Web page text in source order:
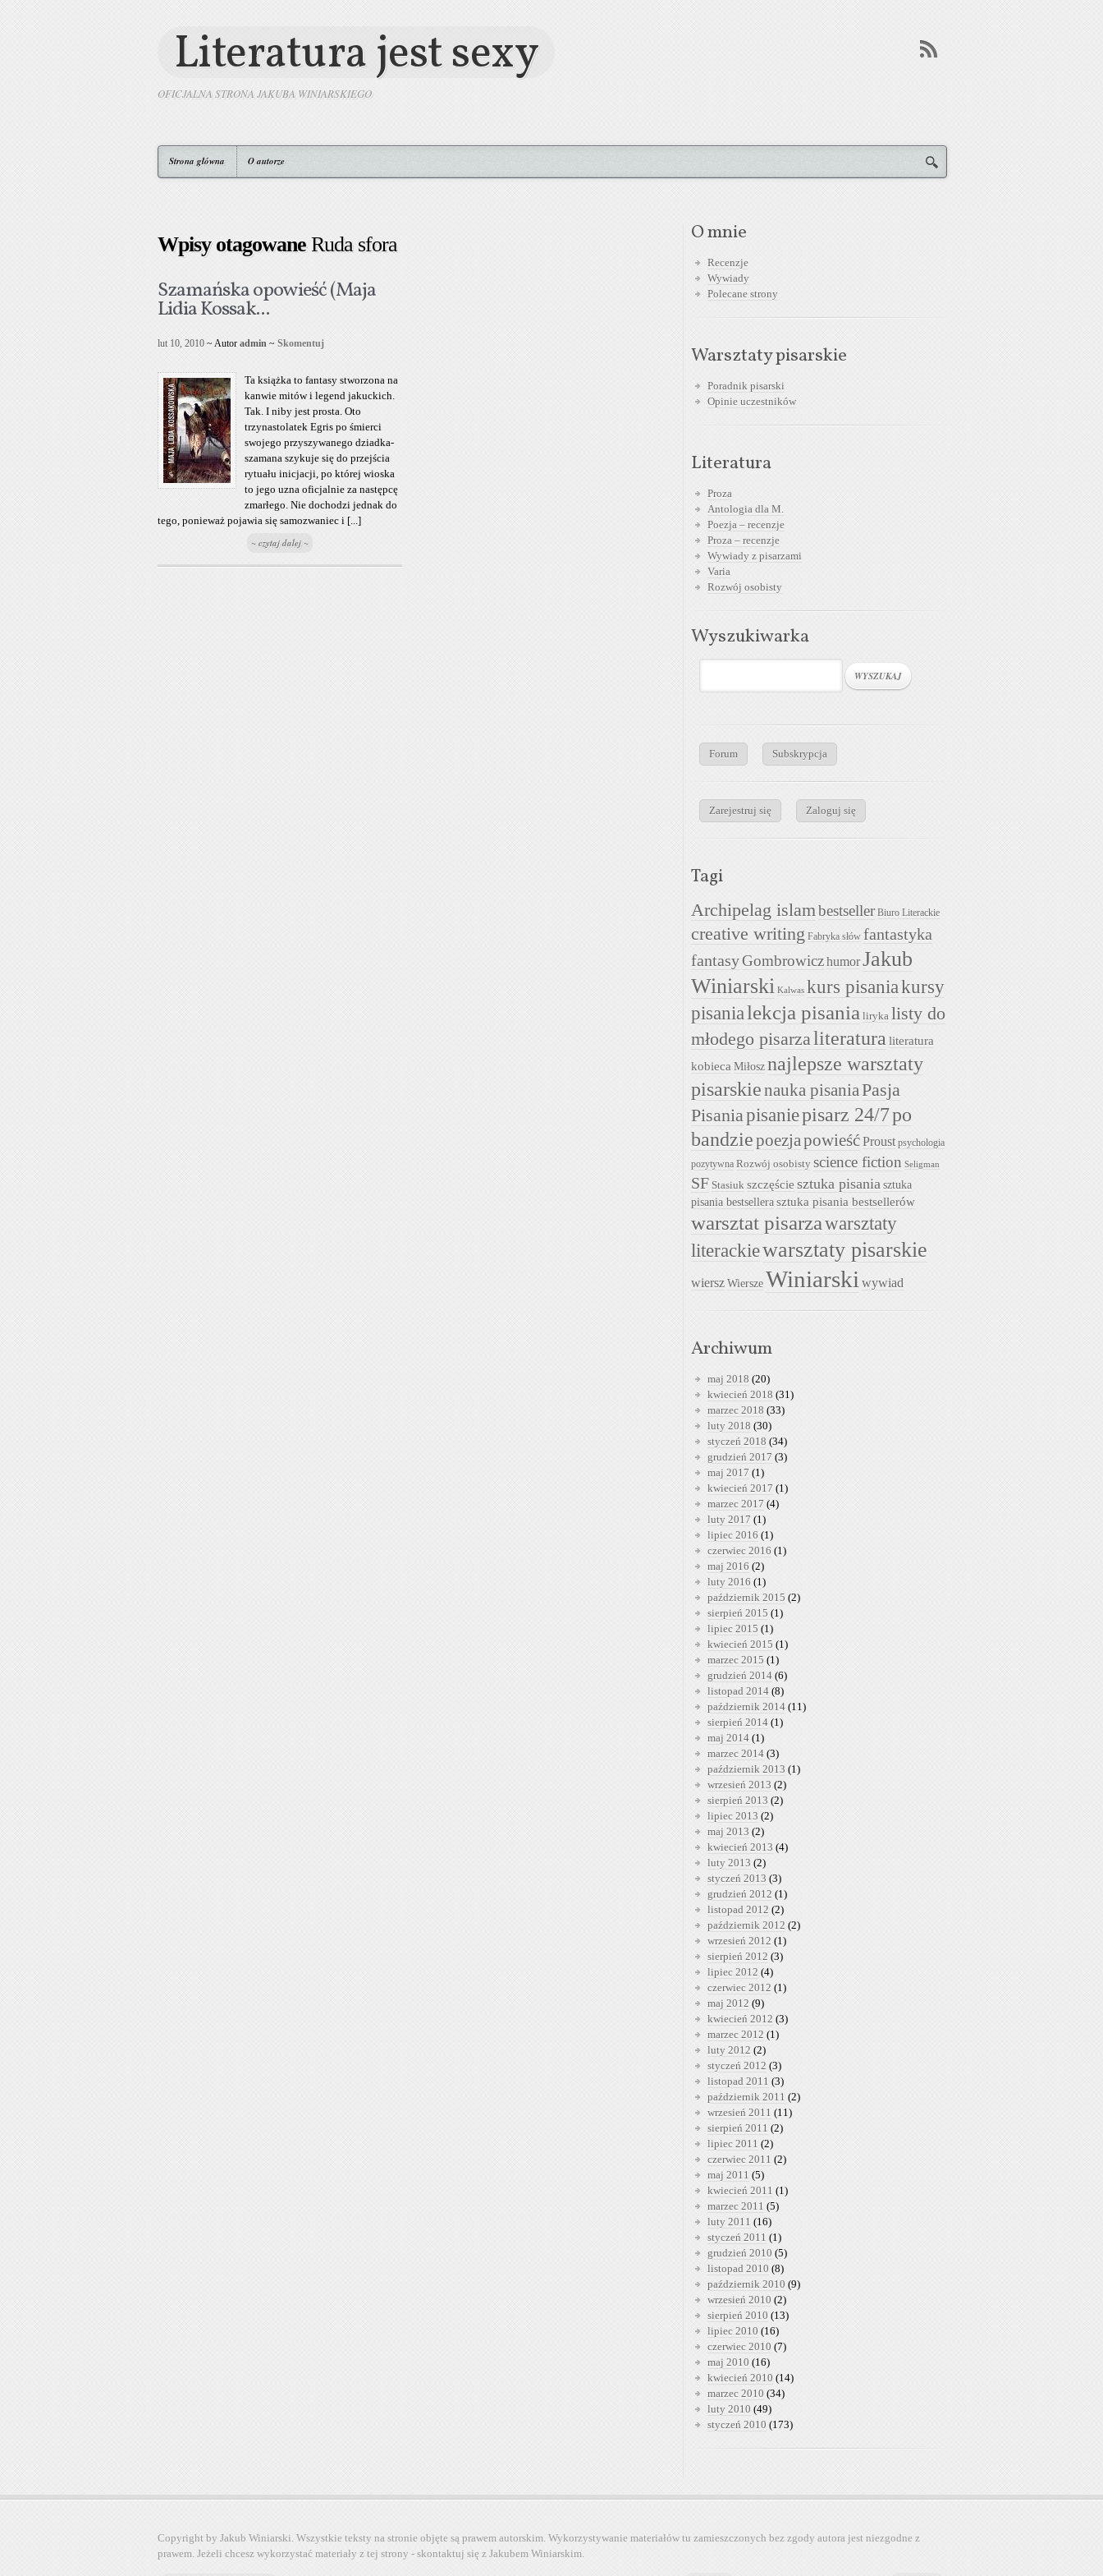
Literatura jest sexy
OFICJALNA STRONA JAKUBA WINIARSKIEGO
Strona główna O autorze
Wpisy otagowaneRuda sfora
Szamańska opowieść (Maja
Lidia Kossak...
lut 10, 2010 ~ Autor admin ~ Skomentuj
Ta książka to fantasy stworzona na
kanwie mitów i legend jakuckich.
Tak. I niby jest prosta. Oto
trzynastolatek Egris po śmierci
swojego przyszywanego dziadka-
szamana szykuje się do przejścia
rytuału inicjacji, po której wioska
to jego uzna oficjalnie za następcę
zmarłego. Nie dochodzi jednak do
tego, ponieważ pojawia się samozwaniec i [...]
~ czytaj dalej ~
O mnie
Recenzje
Wywiady
Polecane strony
Warsztaty pisarskie
Poradnik pisarski
Opinie uczestników
Literatura
Proza
Antologia dla M.
Poezja – recenzje
Proza – recenzje
Wywiady z pisarzami
Varia
Rozwój osobisty
Wyszukiwarka
Forum Subskrypcja
Zarejestruj się Zaloguj się
Tagi
Archipelag islambestseller Biuro Literackie
creative writing Fabryka słów fantastyka
fantasyGombrowiczhumorJakub
Winiarski Kalwas kurs pisaniakursy
pisanialekcja pisania liryka listy do
młodego pisarzaliteratura literatura
kobieca Miłosz najlepsze warsztaty
pisarskienauka pisaniaPasja
Pisaniapisaniepisarz 24/7po
bandziepoezjapowieśćProust psychologia
pozytywna Rozwój osobisty science fiction Seligman
SF Stasiuk szczęście sztuka pisania sztuka
pisania bestsellera sztuka pisania bestsellerów
warsztat pisarzawarsztaty
literackiewarsztaty pisarskie
wierszWierszeWiniarski wywiad
Archiwum
maj 2018 (20)
kwiecień 2018 (31)
marzec 2018 (33)
luty 2018 (30)
styczeń 2018 (34)
grudzień 2017 (3)
maj 2017 (1)
kwiecień 2017 (1)
marzec 2017 (4)
luty 2017 (1)
lipiec 2016 (1)
czerwiec 2016 (1)
maj 2016 (2)
luty 2016 (1)
październik 2015 (2)
sierpień 2015 (1)
lipiec 2015 (1)
kwiecień 2015 (1)
marzec 2015 (1)
grudzień 2014 (6)
listopad 2014 (8)
październik 2014 (11)
sierpień 2014 (1)
maj 2014 (1)
marzec 2014 (3)
październik 2013 (1)
wrzesień 2013 (2)
sierpień 2013 (2)
lipiec 2013 (2)
maj 2013 (2)
kwiecień 2013 (4)
luty 2013 (2)
styczeń 2013 (3)
grudzień 2012 (1)
listopad 2012 (2)
październik 2012 (2)
wrzesień 2012 (1)
sierpień 2012 (3)
lipiec 2012 (4)
czerwiec 2012 (1)
maj 2012 (9)
kwiecień 2012 (3)
marzec 2012 (1)
luty 2012 (2)
styczeń 2012 (3)
listopad 2011 (3)
październik 2011 (2)
wrzesień 2011 (11)
sierpień 2011 (2)
lipiec 2011 (2)
czerwiec 2011 (2)
maj 2011 (5)
kwiecień 2011 (1)
marzec 2011 (5)
luty 2011 (16)
styczeń 2011 (1)
grudzień 2010 (5)
listopad 2010 (8)
październik 2010 (9)
wrzesień 2010 (2)
sierpień 2010 (13)
lipiec 2010 (16)
czerwiec 2010 (7)
maj 2010 (16)
kwiecień 2010 (14)
marzec 2010 (34)
luty 2010 (49)
styczeń 2010 (173)
Copyright by Jakub Winiarski. Wszystkie teksty na stronie objęte są prawem autorskim. Wykorzystywanie materiałów tu zamieszczonych bez zgody autora jest niezgodne z
prawem. Jeżeli chcesz wykorzystać materiały z tej strony - skontaktuj się z Jakubem Winiarskim.